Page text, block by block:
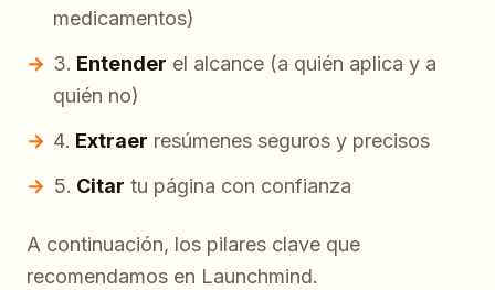
medicamentos)
Entender el alcance (a quién aplica y a
quién no)
Extraer resúmenes seguros y precisos
Citar tu página con confianza
A continuación, los pilares clave que
recomendamos en Launchmind.